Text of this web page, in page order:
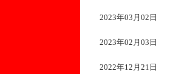
2023年03月02日
2023年02月03日
2022年12月21日